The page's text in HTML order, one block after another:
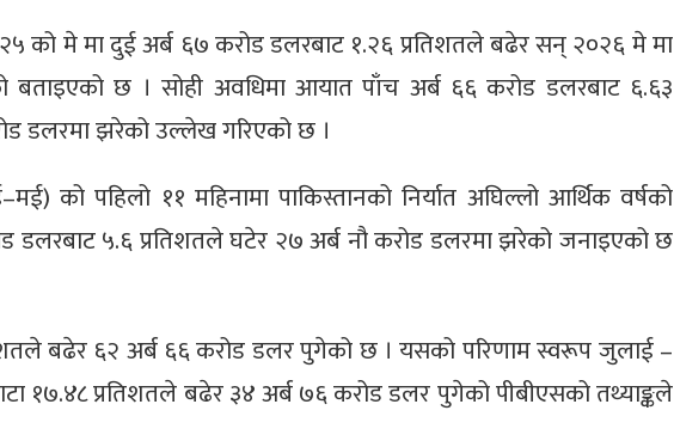
को मे मा दुई अर्ब ६७ करोड डलरबाट १.२६ प्रतिशतले बढेर सन् २०२६ मे मा
छ । सोही अवधिमा आयात पाँच अर्ब ६६ करोड डलरबाट ६.६३
डलरमा झरेको उल्लेख गरिएको छ ।
को पहिलो ११ महिनामा पाकिस्तानको निर्यात अघिल्लो आर्थिक वर्षको
डलरबाट ५.६ प्रतिशतले घटेर २७ अर्ब नौ करोड डलरमा झरेको जनाइएको छ
बढेर ६२ अर्ब ६६ करोड डलर पुगेको छ । यसको परिणाम स्वरूप जुलाई –
१७.४८ प्रतिशतले बढेर ३४ अर्ब ७६ करोड डलर पुगेको पीबीएसको तथ्याङ्कले